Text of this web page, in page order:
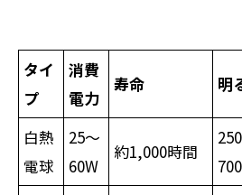
タイ
プ
消費
電力
寿命 明
白熱
電球
25～
60W
約1,000時間